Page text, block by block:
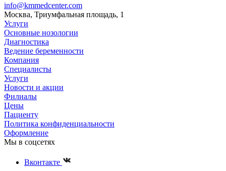
info@kmmedcenter.com
Москва, Триумфальная площадь, 1
Услуги
Основные нозологии
Диагностика
Ведение беременности
Компания
Специалисты
Услуги
Новости и акции
Филиалы
Цены
Пациенту
Политика конфиденциальности
Оформление
Мы в соцсетях
Вконтакте